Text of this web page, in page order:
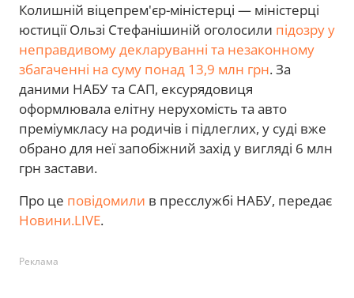
Колишній віцепрем'єр-міністерці — міністерці
юстиції Ользі Стефанішиній оголосили підозру у
неправдивому декларуванні та незаконному
збагаченні на суму понад 13,9 млн грн. За
даними НАБУ та САП, ексурядовиця
оформлювала елітну нерухомість та авто
преміумкласу на родичів і підлеглих, у суді вже
обрано для неї запобіжний захід у вигляді 6 млн
грн застави.
Про це повідомили в пресслужбі НАБУ, передає
Новини.LIVE.
Реклама